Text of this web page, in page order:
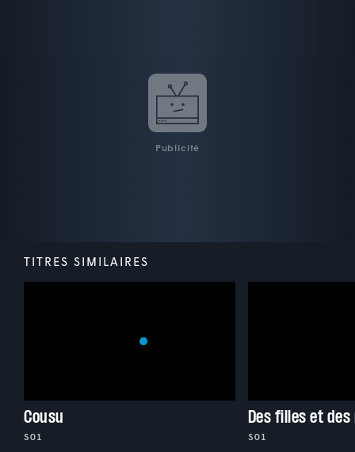
Publicité
TITRES SIMILAIRES
Cousu
S01
Des filles et
S01